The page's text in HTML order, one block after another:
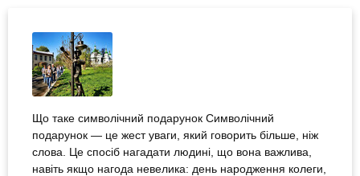
Що таке символічний подарунок Символічний
подарунок — це жест уваги, який говорить більше, ніж
слова. Це спосіб нагадати людині, що вона важлива,
навіть якщо нагода невелика: день народження колеги,